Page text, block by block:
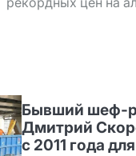
Бывший
Дмитрий
с 2011 года